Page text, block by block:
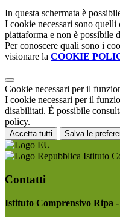
In questa schermata è
I cookie necessari sono
piattaforma e non è possibile
Per conoscere quali sono i
visionare la COOKIE
Cookie necessari per il
I cookie necessari per il
disabilitati. È possibile
policy.
Accetta tutti Salva le
Istituto
Contatti
Istituto Comprensivo Ripa